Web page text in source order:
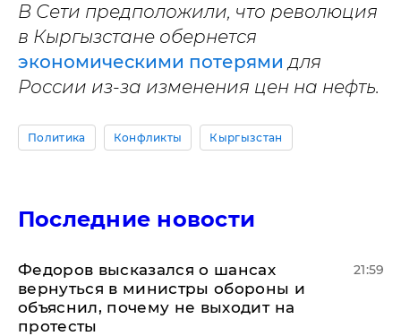
В Сети предположили, что революция
в Кыргызстане обернется
экономическими потерями для
России из-за изменения цен на нефть.
Политика Конфликты Кыргызстан
Последние новости
Федоров высказался о шансах
вернуться в министры обороны и
объяснил, почему не выходит на
протесты
21:59